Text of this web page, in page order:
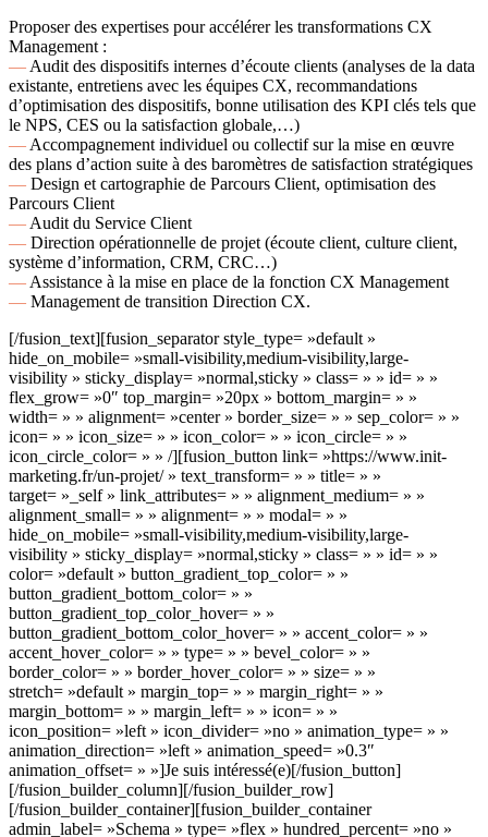
Proposer des expertises pour accélérer les transformations CX
Management :
— Audit des dispositifs internes d’écoute clients (analyses de la data
existante, entretiens avec les équipes CX, recommandations
d’optimisation des dispositifs, bonne utilisation des KPI clés tels que
le NPS, CES ou la satisfaction globale,…)
— Accompagnement individuel ou collectif sur la mise en œuvre
des plans d’action suite à des baromètres de satisfaction stratégiques
— Design et cartographie de Parcours Client, optimisation des
Parcours Client
— Audit du Service Client
— Direction opérationnelle de projet (écoute client, culture client,
système d’information, CRM, CRC…)
— Assistance à la mise en place de la fonction CX Management
— Management de transition Direction CX.
[/fusion_text][fusion_separator style_type= »default »
hide_on_mobile= »small-visibility,medium-visibility,large-
visibility » sticky_display= »normal,sticky » class= » » id= » »
flex_grow= »0″ top_margin= »20px » bottom_margin= » »
width= » » alignment= »center » border_size= » » sep_color= » »
icon= » » icon_size= » » icon_color= » » icon_circle= » »
icon_circle_color= » » /][fusion_button link= »https://www.init-
marketing.fr/un-projet/ » text_transform= » » title= » »
target= »_self » link_attributes= » » alignment_medium= » »
alignment_small= » » alignment= » » modal= » »
hide_on_mobile= »small-visibility,medium-visibility,large-
visibility » sticky_display= »normal,sticky » class= » » id= » »
color= »default » button_gradient_top_color= » »
button_gradient_bottom_color= » »
button_gradient_top_color_hover= » »
button_gradient_bottom_color_hover= » » accent_color= » »
accent_hover_color= » » type= » » bevel_color= » »
border_color= » » border_hover_color= » » size= » »
stretch= »default » margin_top= » » margin_right= » »
margin_bottom= » » margin_left= » » icon= » »
icon_position= »left » icon_divider= »no » animation_type= » »
animation_direction= »left » animation_speed= »0.3″
animation_offset= » »]Je suis intéressé(e)[/fusion_button]
[/fusion_builder_column][/fusion_builder_row]
[/fusion_builder_container][fusion_builder_container
admin_label= »Schema » type= »flex » hundred_percent= »no »